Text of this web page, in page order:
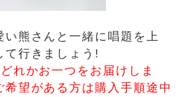
い熊さんと一緒に唱題を上
て行きましょう!
れかお一つをお届けしま
希望がある方は購入手順途中